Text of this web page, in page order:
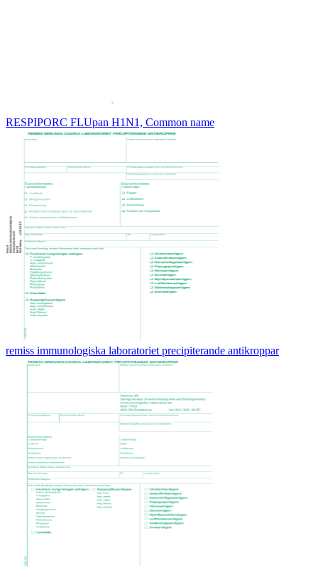
RESPIPORC FLUpan H1N1, Common name
remiss immunologiska laboratoriet precipiterande antikroppar